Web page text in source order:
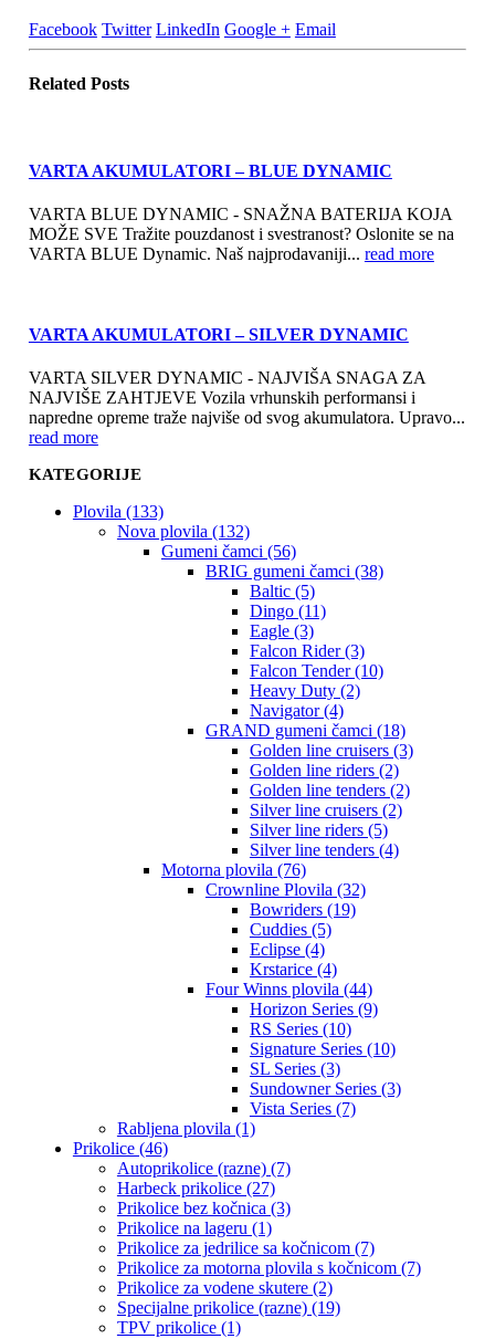
Facebook Twitter LinkedIn Google + Email
Related Posts
VARTA AKUMULATORI – BLUE DYNAMIC
VARTA BLUE DYNAMIC - SNAŽNA BATERIJA KOJA
MOŽE SVE Tražite pouzdanost i svestranost? Oslonite se na
VARTA BLUE Dynamic. Naš najprodavaniji... read more
VARTA AKUMULATORI – SILVER DYNAMIC
VARTA SILVER DYNAMIC - NAJVIŠA SNAGA ZA
NAJVIŠE ZAHTJEVE Vozila vrhunskih performansi i
napredne opreme traže najviše od svog akumulatora. Upravo...
read more
KATEGORIJE
Plovila (133)
Nova plovila (132)
Gumeni čamci (56)
BRIG gumeni čamci (38)
Baltic (5)
Dingo (11)
Eagle (3)
Falcon Rider (3)
Falcon Tender (10)
Heavy Duty (2)
Navigator (4)
GRAND gumeni čamci (18)
Golden line cruisers (3)
Golden line riders (2)
Golden line tenders (2)
Silver line cruisers (2)
Silver line riders (5)
Silver line tenders (4)
Motorna plovila (76)
Crownline Plovila (32)
Bowriders (19)
Cuddies (5)
Eclipse (4)
Krstarice (4)
Four Winns plovila (44)
Horizon Series (9)
RS Series (10)
Signature Series (10)
SL Series (3)
Sundowner Series (3)
Vista Series (7)
Rabljena plovila (1)
Prikolice (46)
Autoprikolice (razne) (7)
Harbeck prikolice (27)
Prikolice bez kočnica (3)
Prikolice na lageru (1)
Prikolice za jedrilice sa kočnicom (7)
Prikolice za motorna plovila s kočnicom (7)
Prikolice za vodene skutere (2)
Specijalne prikolice (razne) (19)
TPV prikolice (1)